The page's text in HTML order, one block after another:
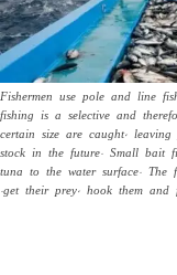
Fishermen use pole and line
fishing is a selective and
certain size are caught,
stock in the future. Small bait
tuna to the water surface. The
get their prey, hook them and